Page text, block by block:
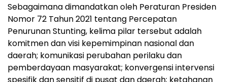
Sebagaimana dimandatkan oleh Peraturan Presiden
Nomor 72 Tahun 2021 tentang Percepatan
Penurunan Stunting, kelima pilar tersebut adalah
komitmen dan visi kepemimpinan nasional dan
daerah; komunikasi perubahan perilaku dan
pemberdayaan masyarakat; konvergensi intervensi